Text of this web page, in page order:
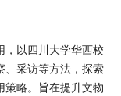
，以四川大学华西校
、采访等方法，探索
策略。旨在提升文物